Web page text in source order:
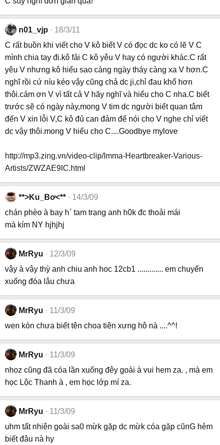
n01_vjp
18/3/11
C rất buồn khi viết cho V kô biết V có đọc dc ko có lẽ V C
mình chia tay đi.kô fải C kô yêu V hay có người khác.C rất
yêu V nhưng kô hiểu sao càng ngày tháy càng xa V hơn.C
nghĩ rồi cứ níu kéo vậy cũng chả dc ji,chỉ đau khổ hơn
thôi.cám ơn V vì tất cả V hãy nghĩ và hiểu cho C nha.C biết
trước sẽ có ngày này,mong V tim dc người biết quan tâm
đến V xin lỗi V,C kô đủ can đảm để nói cho V nghe chỉ viết
dc vậy thôi.mong V hiểu cho C....Goodbye mylove
http://mp3.zing.vn/video-clip/Imma-Heartbreaker-Various-
Artists/ZWZAE9IC.html
**>Ku_Bơ<**
14/3/09
chán phèo à bay h` tam trạng anh h0k đc thoải mái
mà kím NY hjhjhj
MrRyu
12/3/09
vậy à vậy thỳ anh chiu anh hoc 12cb1 ............. em chuyển
xuống đóa lâu chưa
MrRyu
11/3/09
wen kòn chưa biết tên choa tiện xưng hô nà ....^^!
MrRyu
11/3/09
nhoz cũng đã cóa lần xuống đêy goài à vui hem za. , mà em
học Lộc Thanh à , em học lớp mí za.
MrRyu
11/3/09
uhm tất nhiên goài sa0 mừk gặp dc mừk cóa gặp cũnG hẻm
biết đâu nà hy